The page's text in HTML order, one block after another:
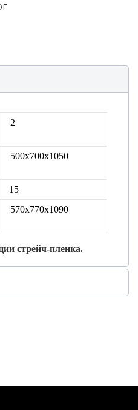
2
500х700х1050
15
570х770х1090
стрейч-пленка.